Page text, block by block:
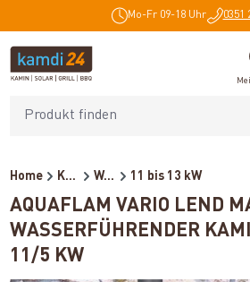
Mo-Fr 09-18 Uhr 0351
Home Kaminöfen Wasserführende Kaminöfen 11 bis 13 kW
AQUAFLAM VARIO LEND
WASSERFÜHRENDER
11/5 KW